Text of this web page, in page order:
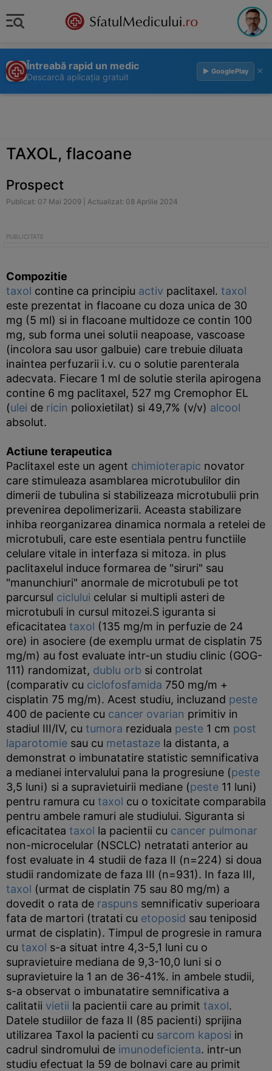
Întreabă rapid un medic
Descarcă aplicația gratuit
▶ GooglePlay ×
TAXOL, flacoane
Prospect
Publicat: 07 Mai 2009 | Actualizat: 08 Aprilie 2024
Compozitie
taxol contine ca principiu activ paclitaxel. taxol
este prezentat in flacoane cu doza unica de 30
mg (5 ml) si in flacoane multidoze ce contin 100
mg, sub forma unei solutii neapoase, vascoase
(incolora sau usor galbuie) care trebuie diluata
inaintea perfuzarii i.v. cu o solutie parenterala
adecvata. Fiecare 1 ml de solutie sterila apirogena
contine 6 mg paclitaxel, 527 mg Cremophor EL
(ulei de ricin polioxietilat) si 49,7% (v/v) alcool
absolut.
Actiune terapeutica
Paclitaxel este un agent chimioterapic novator
care stimuleaza asamblarea microtubulilor din
dimerii de tubulina si stabilizeaza microtubulii prin
prevenirea depolimerizarii. Aceasta stabilizare
inhiba reorganizarea dinamica normala a retelei de
microtubuli, care este esentiala pentru functiile
celulare vitale in interfaza si mitoza. in plus
paclitaxelul induce formarea de "siruri" sau
"manunchiuri" anormale de microtubuli pe tot
parcursul ciclului celular si multipli asteri de
microtubuli in cursul mitozei.S iguranta si
eficacitatea taxol (135 mg/m in perfuzie de 24
ore) in asociere (de exemplu urmat de cisplatin 75
mg/m) au fost evaluate intr-un studiu clinic (GOG-
111) randomizat, dublu orb si controlat
(comparativ cu ciclofosfamida 750 mg/m +
cisplatin 75 mg/m). Acest studiu, incluzand peste
400 de paciente cu cancer ovarian primitiv in
stadiul III/IV, cu tumora reziduala peste 1 cm post
laparotomie sau cu metastaze la distanta, a
demonstrat o imbunatatire statistic semnificativa
a medianei intervalului pana la progresiune (peste
3,5 luni) si a supravietuirii mediane (peste 11 luni)
pentru ramura cu taxol cu o toxicitate comparabila
pentru ambele ramuri ale studiului. Siguranta si
eficacitatea taxol la pacientii cu cancer pulmonar
non-microcelular (NSCLC) netratati anterior au
fost evaluate in 4 studii de faza II (n=224) si doua
studii randomizate de faza III (n=931). In faza III,
taxol (urmat de cisplatin 75 sau 80 mg/m) a
dovedit o rata de raspuns semnificativ superioara
fata de martori (tratati cu etoposid sau teniposid
urmat de cisplatin). Timpul de progresie in ramura
cu taxol s-a situat intre 4,3-5,1 luni cu o
supravietuire mediana de 9,3-10,0 luni si o
supravietuire la 1 an de 36-41%. in ambele studii,
s-a observat o imbunatatire semnificativa a
calitatii vietii la pacientii care au primit taxol.
Datele studiilor de faza II (85 pacienti) sprijina
utilizarea Taxol la pacienti cu sarcom kaposi in
cadrul sindromului de imunodeficienta. intr-un
studiu efectuat la 59 de bolnavi care au primit